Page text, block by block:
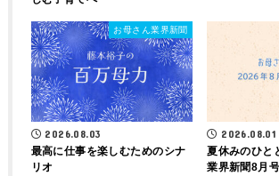
お母さん業界新聞
2026.08.03
最高に仕事を楽しむためのシナ
リオ
2026.08.01
夏休みのひと
業界新聞8月